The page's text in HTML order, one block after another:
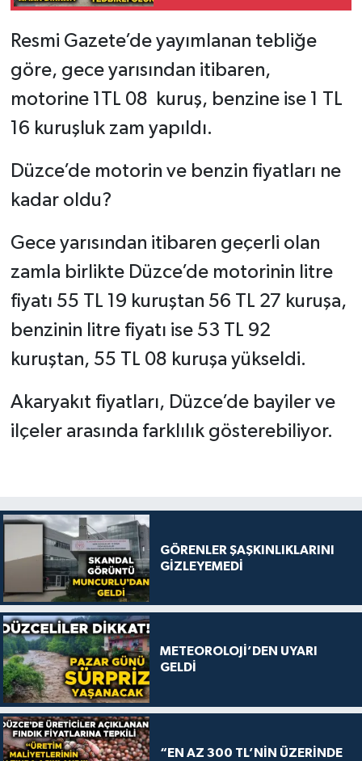
Resmi Gazete’de yayımlanan tebliğe
göre, gece yarısından itibaren,
motorine 1TL 08 kuruş, benzine ise 1 TL
16 kuruşluk zam yapıldı.
Düzce’de motorin ve benzin fiyatları ne
kadar oldu?
Gece yarısından itibaren geçerli olan
zamla birlikte Düzce’de motorinin litre
fiyatı 55 TL 19 kuruştan 56 TL 27 kuruşa,
benzinin litre fiyatı ise 53 TL 92
kuruştan, 55 TL 08 kuruşa yükseldi.
Akaryakıt fiyatları, Düzce’de bayiler ve
ilçeler arasında farklılık gösterebiliyor.
GÖRENLER ŞAŞKINLIKLARINI
GİZLEYEMEDİ
METEOROLOJİ’DEN UYARI
GELDİ
“EN AZ 300 TL’NİN ÜZERİNDE